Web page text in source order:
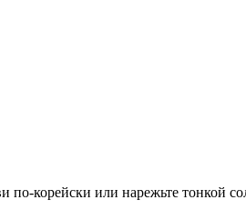
по-корейски или нарежьте тонкой